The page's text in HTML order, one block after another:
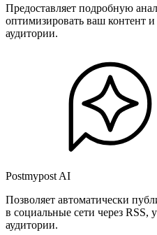
Предоставляет подробную
оптимизировать ваш контент
аудитории.
Postmypost AI
Позволяет автоматически
в социальные сети через RSS,
аудитории.